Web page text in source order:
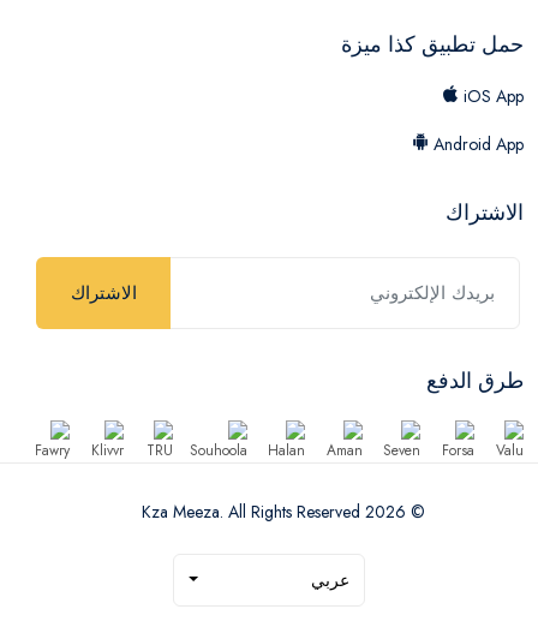
حمل تطبيق كذا ميزة
iOS App
Android App
الاشتراك
الاشتراك
طرق الدفع
© 2026 Kza Meeza. All Rights Reserved
عربي